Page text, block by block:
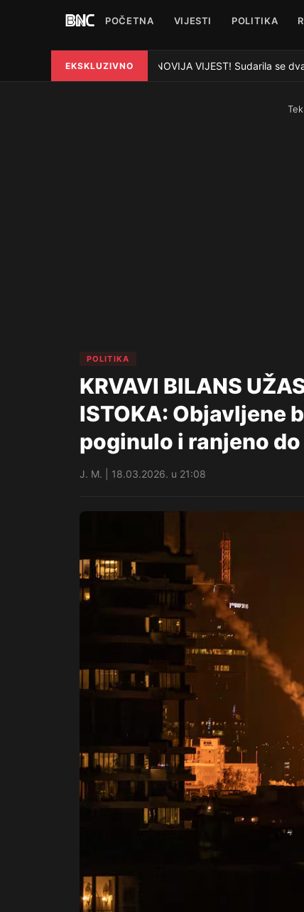
POČETNA VIJESTI POLITIKA
EKSKLUZIVNO
● NAJNOVIJA VIJEST! Sudarila se
POLITIKA
KRVAVI BILANS
ISTOKA: Objavljene
poginulo i ranjeno do
J. M. | 18.03.2026. u 21:08